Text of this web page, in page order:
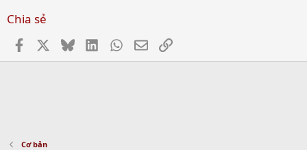
Chia sẻ
Facebook BlueskyLinkedInWhatsApp
EmailLink
Cơ bản